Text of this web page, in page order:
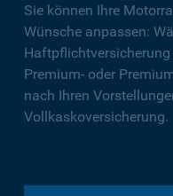
Sie können Ihre
Wünsche anpassen:
Premium- oder
nach Ihren
Vollkaskoversicherung.